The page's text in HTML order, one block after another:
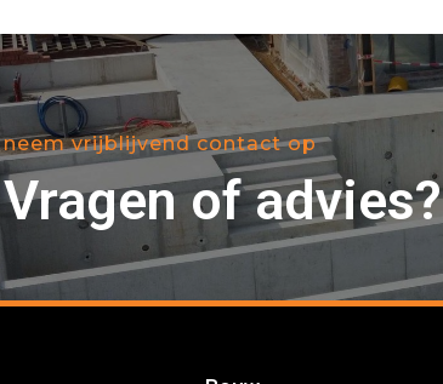
neem vrijblijvend contact op
Vragen of advies?